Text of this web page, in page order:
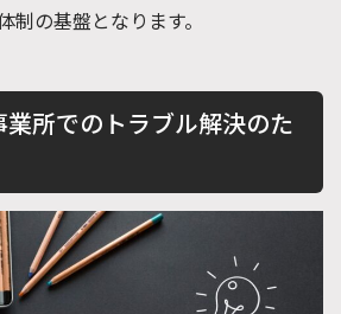
制の基盤となります。
業所でのトラブル解決のた